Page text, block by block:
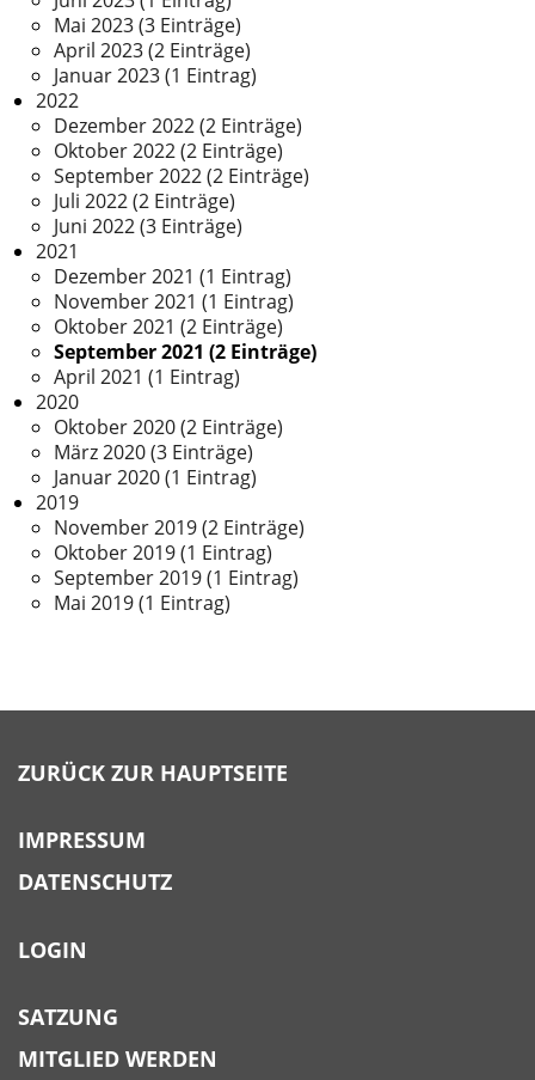
Mai 2023 (3 Einträge)
April 2023 (2 Einträge)
Januar 2023 (1 Eintrag)
2022
Dezember 2022 (2 Einträge)
Oktober 2022 (2 Einträge)
September 2022 (2 Einträge)
Juli 2022 (2 Einträge)
Juni 2022 (3 Einträge)
2021
Dezember 2021 (1 Eintrag)
November 2021 (1 Eintrag)
Oktober 2021 (2 Einträge)
September 2021 (2 Einträge)
April 2021 (1 Eintrag)
2020
Oktober 2020 (2 Einträge)
März 2020 (3 Einträge)
Januar 2020 (1 Eintrag)
2019
November 2019 (2 Einträge)
Oktober 2019 (1 Eintrag)
September 2019 (1 Eintrag)
Mai 2019 (1 Eintrag)
ZURÜCK ZUR HAUPTSEITE
IMPRESSUM
DATENSCHUTZ
LOGIN
SATZUNG
MITGLIED WERDEN